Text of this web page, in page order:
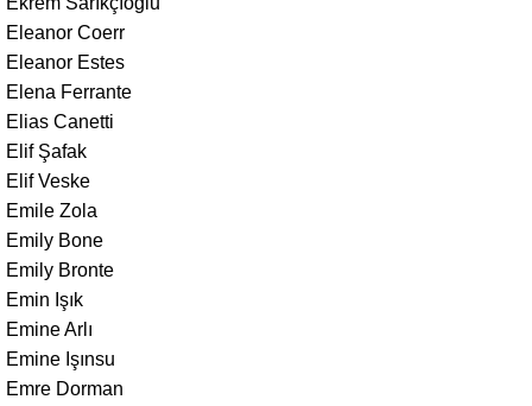
Eleanor Coerr
Eleanor Estes
Elena Ferrante
Elias Canetti
Elif Şafak
Elif Veske
Emile Zola
Emily Bone
Emily Bronte
Emin Işık
Emine Arlı
Emine Işınsu
Emre Dorman